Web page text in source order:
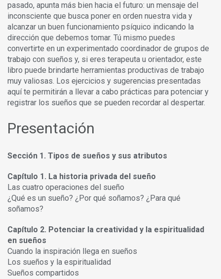
pasado, apunta más bien hacia el futuro: un mensaje del
inconsciente que busca poner en orden nuestra vida y
alcanzar un buen funcionamiento psíquico indicando la
dirección que debemos tomar. Tú mismo puedes
convertirte en un experimentado coordinador de grupos de
trabajo con sueños y, si eres terapeuta u orientador, este
libro puede brindarte herramientas productivas de trabajo
muy valiosas. Los ejercicios y sugerencias presentadas
aquí te permitirán a llevar a cabo prácticas para potenciar y
registrar los sueños que se pueden recordar al despertar.
Presentación
Sección 1. Tipos de sueños y sus atributos
Capítulo 1. La historia privada del sueño
Las cuatro operaciones del sueño
¿Qué es un sueño? ¿Por qué soñamos? ¿Para qué
soñamos?
Capítulo 2. Potenciar la creatividad y la espiritualidad
en sueños
Cuando la inspiración llega en sueños
Los sueños y la espiritualidad
Sueños compartidos